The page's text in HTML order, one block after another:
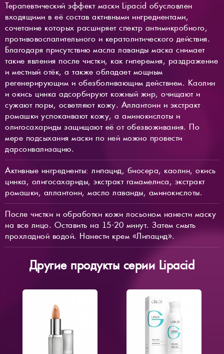
Терапевтический эффект маски Lipacid обусловлен
входящими в её состав активными ингредиентами,
сочетание которых расширяет спектр антимикробного,
противовоспалительного и кератолитического действия.
Благодаря присутствию масла лаванды маска снимает
такие явления после чистки, как гиперемия, раздражение
и местный отёк, а также обладает мощным
регенерирующим и обезболивающим действием. Каолин
и окись цинка адсорбируют кожный жир, очищают и
сужают поры, осветляют кожу. Аллантоин и экстракт
ромашки успокаивают кожу, а аминокислоты и
олигосахариды защищают её от обезвоживания. По
мере подсыхания маски по ней можно провести
дарсонвализацию.
Активные ингредиенты: липацид, биосера, каолин, окись
цинка, олигосахариды, экстракт гамамелиса, экстракт
ромашки, аллантоин, масло лаванды, аминокислоты.
После чистки и обработки кожи лосьоном нанести маску
на все лицо. Оставить на 15-20 минут. Затем смыть
прохладной водой. Нанести крем «Липацид».
Другие продукты серии Lipacid